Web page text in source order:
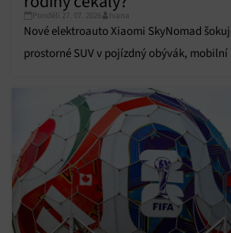
údajů, Propojení různých zařízení,
zařízení na základě automaticky přenášených
informací.
zobrazování reklamy a obsahu, Ukládání a
voleb ochrany osobních údajů.
Pondělí 27. 07. 2026 Ivana
Nové elektroauto Xiaomi SkyNomad
prostorné SUV v pojízdný obývák,